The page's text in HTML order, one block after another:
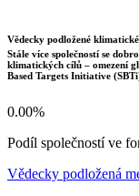
Vědecky podložené
Stále více společností se
klimatických cílů – omezení
Based Targets Initiative
0.00%
Podíl společností ve
Vědecky podložená